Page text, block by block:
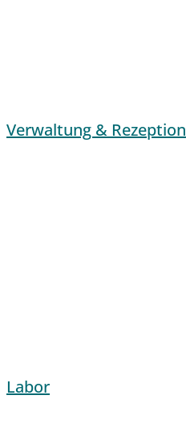
Verwaltung & Rezeption
Labor